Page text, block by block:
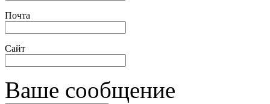
Почта
Сайт
Ваше сообщение